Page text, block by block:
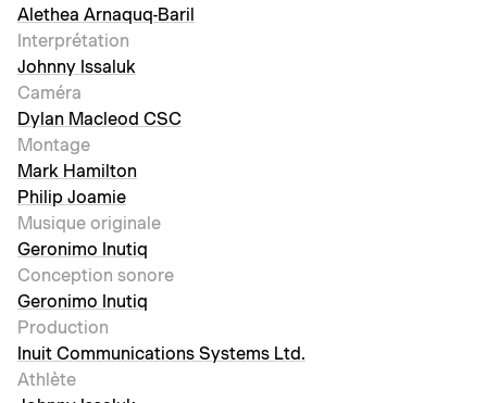
Alethea Arnaquq-Baril
Interprétation
Johnny Issaluk
Caméra
Dylan Macleod CSC
Montage
Mark Hamilton
Philip Joamie
Musique originale
Geronimo Inutiq
Conception sonore
Geronimo Inutiq
Production
Inuit Communications Systems Ltd.
Athlète